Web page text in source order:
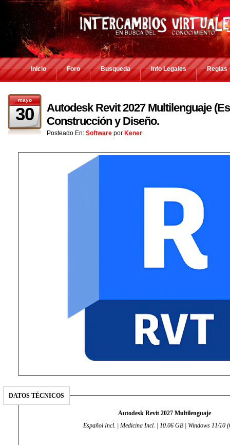
Inicio Foro Busqueda Info Legales Reglas
mayo
30
Autodesk Revit 2027 Multilenguaje
Construcción y Diseño.
Posteado En: Software por Kener
DATOS TÉCNICOS
Autodesk Revit 2027 Multilenguaje
Español Incl. | Medicina Incl. | 10.06 GB | Windows 11/10